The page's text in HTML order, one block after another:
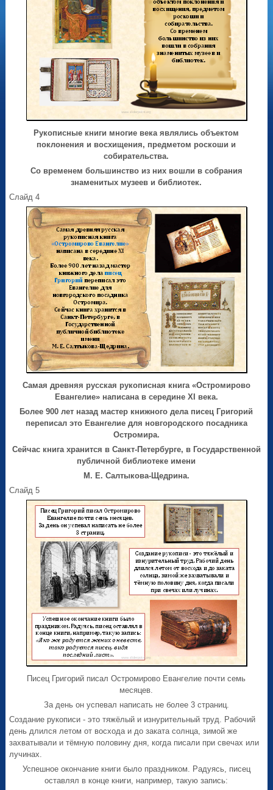
Рукописные книги многие века являлись объектом
поклонения и восхищения, предметом роскоши и
собирательства.
Со временем большинство из них вошли в собрания
знаменитых музеев и библиотек.
Слайд 4
Самая древняя русская рукописная книга «Остромирово
Евангелие» написана в середине XI века.
Более 900 лет назад мастер книжного дела писец Григорий
переписал это Евангелие для новгородского посадника
Остромира.
Сейчас книга хранится в Санкт-Петербурге, в Государственной
публичной библиотеке имени
М. Е. Салтыкова-Щедрина.
Слайд 5
Писец Григорий писал Остромирово Евангелие почти семь
месяцев.
За день он успевал написать не более 3 страниц.
Создание рукописи - это тяжёлый и изнурительный труд. Рабочий
день длился летом от восхода и до заката солнца, зимой же
захватывали и тёмную половину дня, когда писали при свечах или
лучинах.
Успешное окончание книги было праздником. Радуясь, писец
оставлял в конце книги, например, такую запись: